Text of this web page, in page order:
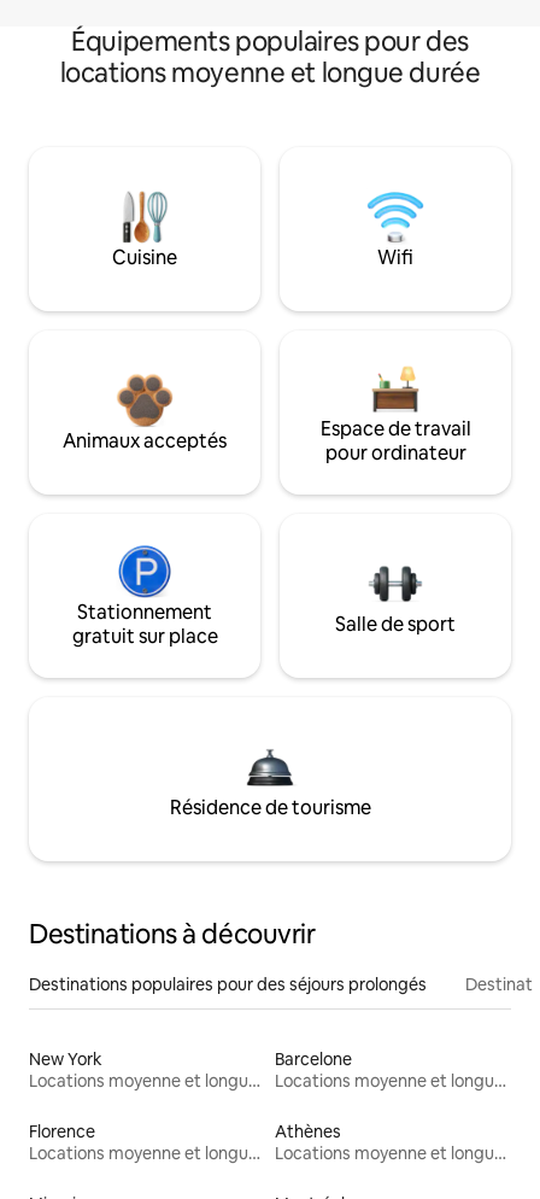
Équipements populaires pour des
locations moyenne et longue durée
Cuisine Wifi
Animaux acceptés
Espace de travail
pour ordinateur
Stationnement
gratuit sur place
Salle de sport
Résidence de tourisme
Destinations à découvrir
Destinations populaires pour des séjours prolongés
New York
Locations moyenne et longue durée
Barcelone
Locations moyenne et longue durée
Florence
Locations moyenne et longue durée
Athènes
Locations moyenne et longue durée